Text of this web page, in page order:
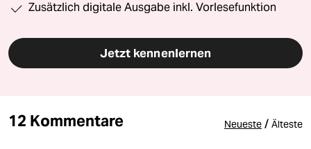
Zusätzlich digitale Ausgabe inkl. Vorlesefunktion
Jetzt kennenlernen
12 Kommentare Neueste / Älteste